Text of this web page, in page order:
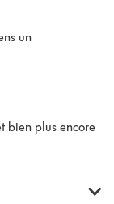
un
bien plus encore